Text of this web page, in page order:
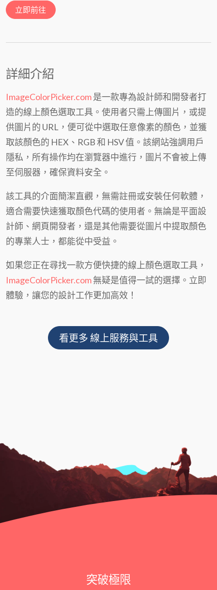
立即前往
詳細介紹
ImageColorPicker.com是一款專為設計師和開發者打
造的線上顏色選取工具。使用者只需上傳圖片，或提
供圖片的 URL，便可從中選取任意像素的顏色，並獲
取該顏色的 HEX、RGB 和 HSV 值。該網站強調用戶
隱私，所有操作均在瀏覽器中進行，圖片不會被上傳
至伺服器，確保資料安全。
該工具的介面簡潔直觀，無需註冊或安裝任何軟體，
適合需要快速獲取顏色代碼的使用者。無論是平面設
計師、網頁開發者，還是其他需要從圖片中提取顏色
的專業人士，都能從中受益。
如果您正在尋找一款方便快捷的線上顏色選取工具，
ImageColorPicker.com無疑是值得一試的選擇。立即
體驗，讓您的設計工作更加高效！
看更多 線上服務與工具
突破極限